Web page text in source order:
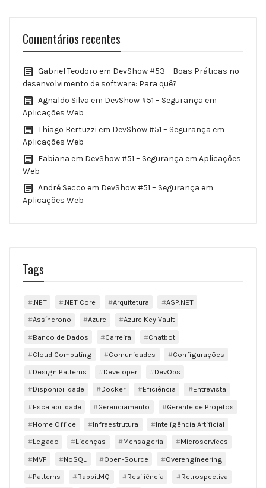
Comentários recentes
Gabriel Teodoro em DevShow #53 – Boas Práticas no
desenvolvimento de software: Para quê?
Agnaldo Silva em DevShow #51 – Segurança em
Aplicações Web
Thiago Bertuzzi em DevShow #51 – Segurança em
Aplicações Web
Fabiana em DevShow #51 – Segurança em Aplicações
Web
André Secco em DevShow #51 – Segurança em
Aplicações Web
Tags
.NET .NET Core Arquitetura
ASP.NET
Assíncrono
Azure
Azure Key Vault
Banco de Dados
Carreira
Chatbot
Cloud Computing
Comunidades
Configurações
Design Patterns
Developer
DevOps
Disponibilidade
Docker Eficiência
Entrevista
Escalabilidade
Gerenciamento
Gerente de Projetos
Home Office
Infraestrutura
Inteligência Artificial
Legado
Licenças Mensageria
Microservices
MVP
NoSQL Open-Source
Overengineering
Patterns
RabbitMQ Resiliência Retrospectiva